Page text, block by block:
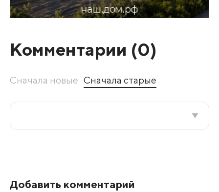
Комментарии (0)
Сначала новые Сначала старые
Добавить комментарий